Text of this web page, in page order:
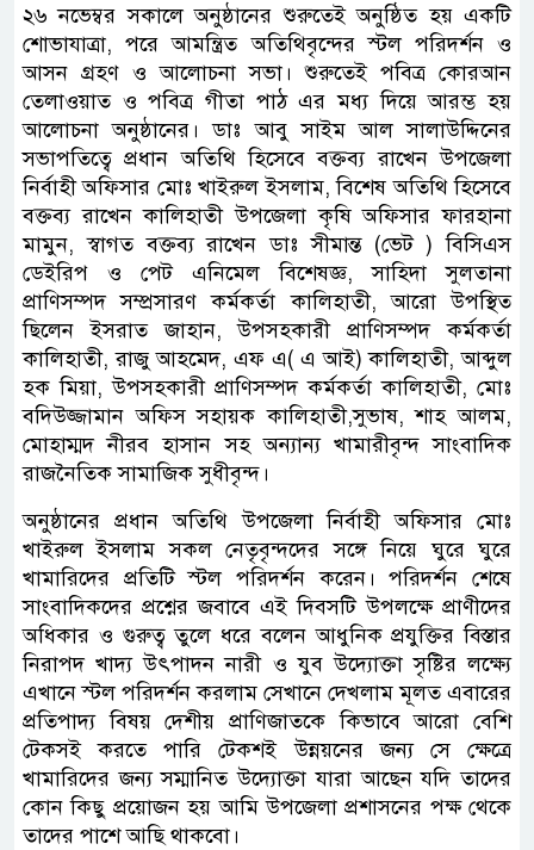
২৬ নভেম্বর সকালে অনুষ্ঠানের শুরুতেই অনুষ্ঠিত হয় একটি
শোভাযাত্রা, পরে আমন্ত্রিত অতিথিবৃন্দের স্টল পরিদর্শন ও
আসন গ্রহণ ও আলোচনা সভা। শুরুতেই পবিত্র কোরআন
তেলাওয়াত ও পবিত্র গীতা পাঠ এর মধ্য দিয়ে আরম্ভ হয়
আলোচনা অনুষ্ঠানের। ডাঃ আবু সাইম আল সালাউদ্দিনের
সভাপতিত্বে প্রধান অতিথি হিসেবে বক্তব্য রাখেন উপজেলা
নির্বাহী অফিসার মোঃ খাইরুল ইসলাম, বিশেষ অতিথি হিসেবে
বক্তব্য রাখেন কালিহাতী উপজেলা কৃষি অফিসার ফারহানা
মামুন, স্বাগত বক্তব্য রাখেন ডাঃ সীমান্ত (ভেট ) বিসিএস
ডেইরিপ ও পেট এনিমেল বিশেষজ্ঞ, সাহিদা সুলতানা
প্রাণিসম্পদ সম্প্রসারণ কর্মকর্তা কালিহাতী, আরো উপস্থিত
ছিলেন ইসরাত জাহান, উপসহকারী প্রাণিসম্পদ কর্মকর্তা
কালিহাতী, রাজু আহমেদ, এফ এ( এ আই) কালিহাতী, আব্দুল
হক মিয়া, উপসহকারী প্রাণিসম্পদ কর্মকর্তা কালিহাতী, মোঃ
বদিউজ্জামান অফিস সহায়ক কালিহাতী,সুভাষ, শাহ আলম,
মোহাম্মদ নীরব হাসান সহ অন্যান্য খামারীবৃন্দ সাংবাদিক
রাজনৈতিক সামাজিক সুধীবৃন্দ।
অনুষ্ঠানের প্রধান অতিথি উপজেলা নির্বাহী অফিসার মোঃ
খাইরুল ইসলাম সকল নেতৃবৃন্দদের সঙ্গে নিয়ে ঘুরে ঘুরে
খামারিদের প্রতিটি স্টল পরিদর্শন করেন। পরিদর্শন শেষে
সাংবাদিকদের প্রশ্নের জবাবে এই দিবসটি উপলক্ষে প্রাণীদের
অধিকার ও গুরুত্ব তুলে ধরে বলেন আধুনিক প্রযুক্তির বিস্তার
নিরাপদ খাদ্য উৎপাদন নারী ও যুব উদ্যোক্তা সৃষ্টির লক্ষ্যে
এখানে স্টল পরিদর্শন করলাম সেখানে দেখলাম মূলত এবারের
প্রতিপাদ্য বিষয় দেশীয় প্রাণিজাতকে কিভাবে আরো বেশি
টেকসই করতে পারি টেকশই উন্নয়নের জন্য সে ক্ষেত্রে
খামারিদের জন্য সম্মানিত উদ্যোক্তা যারা আছেন যদি তাদের
কোন কিছু প্রয়োজন হয় আমি উপজেলা প্রশাসনের পক্ষ থেকে
তাদের পাশে আছি থাকবো।